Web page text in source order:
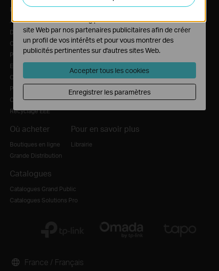
Profil Corporate
A propos de nous
Développement Durable
Contactez-nous
Politique de confidentialité
Emploi
Conditions d'utilisation
Politique relative aux cookies
Conformité CE
Recyclage EEE
Recommandé par la presse
Avis de sécurité
Blog
Où acheter
Boutiques en ligne
Grande Distribution
Pour en savoir plus
Librairie
Catalogues
Catalogues Grand Public
Catalogues Solutions Pro
France / Français
fonctionnalités de notre site Web.
Les cookies marketing peuvent être définis via notre
site Web par nos partenaires publicitaires afin de créer
un profil de vos intérêts et pour vous montrer des
publicités pertinentes sur d'autres sites Web.
Accepter tous les cookies
Enregistrer les paramètres